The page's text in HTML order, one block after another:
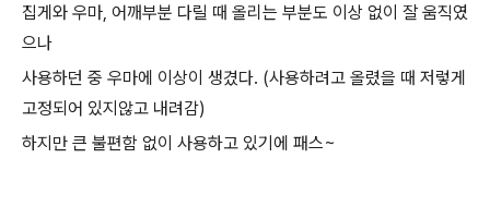
집게와 우마, 어깨부분 다릴 때 올리는 부분도 이상 없이 잘 움직였
으나
사용하던 중 우마에 이상이 생겼다. (사용하려고 올렸을 때 저렇게
고정되어 있지않고 내려감)
하지만 큰 불편함 없이 사용하고 있기에 패스~